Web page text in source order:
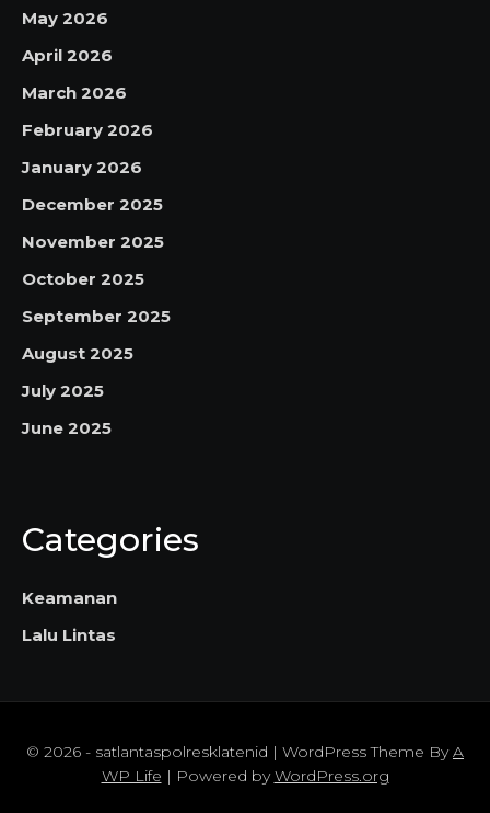
May 2026
April 2026
March 2026
February 2026
January 2026
December 2025
November 2025
October 2025
September 2025
August 2025
July 2025
June 2025
Categories
Keamanan
Lalu Lintas
© 2026 - satlantaspolresklatenid | WordPress Theme ByA
WP Life | Powered byWordPress.org